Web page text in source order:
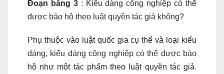
Đoạn băng 3: Kiểu dáng công nghiệp có thể
được bảo hộ theo luật quyền tác giả không?
Phụ thuộc vào luật quốc gia cụ thể và loại kiểu
dáng, kiểu dáng công nghiệp có thể được bảo
hộ như một tác phẩm theo luật quyền tác giả.